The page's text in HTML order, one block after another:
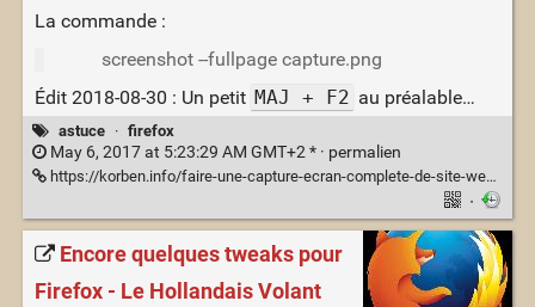
La commande :
screenshot --fullpage capture.png
Édit 2018-08-30 : Un petit MAJ + F2 au préalable…
astuce · firefox
May 6, 2017 at 5:23:29 AM GMT+2 * · permalien
https://korben.info/faire-une-capture-ecran-complete-de-site-web-directement-depuis-firefox.html
·
Encore quelques tweaks pour
Firefox - Le Hollandais Volant